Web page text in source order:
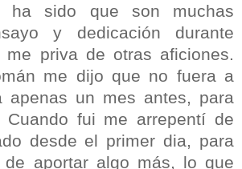
ha sido que son muchas
y dedicación durante
priva de otras aficiones.
me dijo que no fuera a
apenas un mes antes, para
Cuando fui me arrepentí de
desde el primer dia, para
aportar algo más, lo que